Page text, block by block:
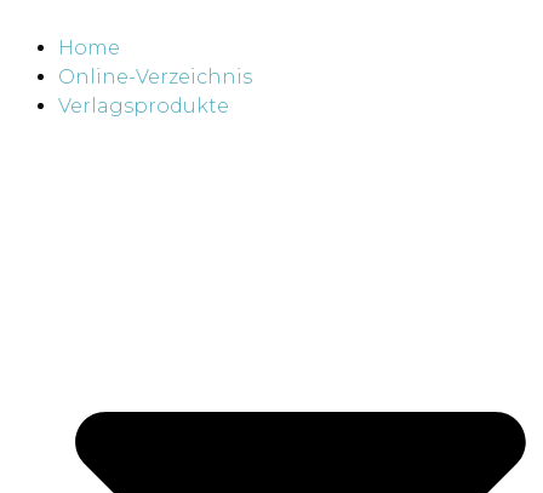
Home
Online-Verzeichnis
Verlagsprodukte